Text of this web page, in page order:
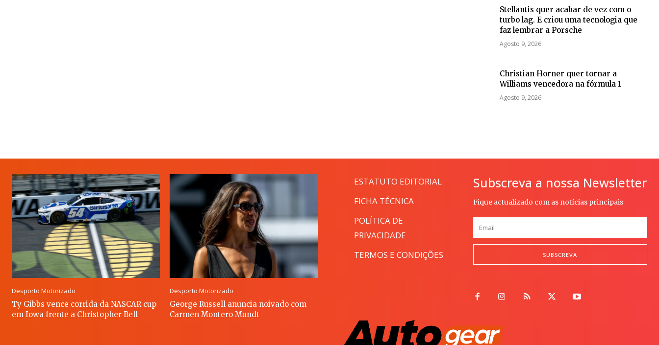
Stellantis quer acabar de vez com o
turbo lag. E criou uma tecnologia que
faz lembrar a Porsche
Agosto 9, 2026
Christian Horner quer tornar a
Williams vencedora na fórmula 1
Agosto 9, 2026
Desporto Motorizado
Ty Gibbs vence corrida da NASCAR cup
em Iowa frente a Christopher Bell
Desporto Motorizado
George Russell anuncia noivado com
Carmen Montero Mundt
ESTATUTO EDITORIAL
FICHA TÉCNICA
POLÍTICA DE
PRIVACIDADE
TERMOS E CONDIÇÕES
Subscreva a nossa Newsletter
Fique actualizado com as notícias principais
SUBSCREVA